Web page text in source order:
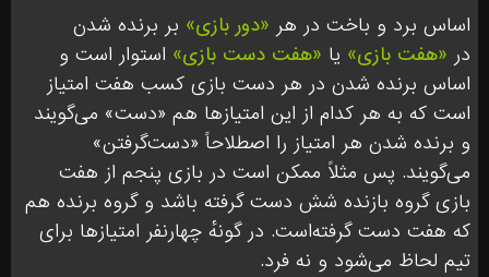
اساس برد و باخت در هر «دور بازی» بر برنده شدن
در «هفت بازی» یا «هفت دست بازی» استوار است و
اساس برنده شدن در هر دست بازی کسب هفت امتیاز
است که به هر کدام از این امتیازها هم «دست» می‌گویند
و برنده شدن هر امتیاز را اصطلاحاً «دست‌گرفتن»
می‌گویند. پس مثلاً ممکن است در بازی پنجم از هفت
بازی گروه بازنده شش دست گرفته باشد و گروه برنده هم
که هفت دست گرفته‌است. در گونهٔ چهارنفر امتیازها برای
تیم لحاظ می‌شود و نه فرد.